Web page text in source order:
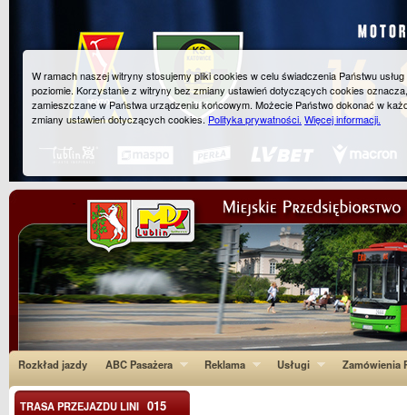
Rozkład jazdy ABC Pasażera Reklama Usługi Zamówienia
TRASA PRZEJAZDU LINI 015
W ramach naszej witryny stosujemy pliki cookies w celu świadczenia Państwu
poziomie. Korzystanie z witryny bez zmiany ustawień dotyczących cookies
zamieszczane w Państwa urządzeniu końcowym. Możecie Państwo dokonać w
zmiany ustawień dotyczących cookies.Polityka prywatności. Więcej informacji.